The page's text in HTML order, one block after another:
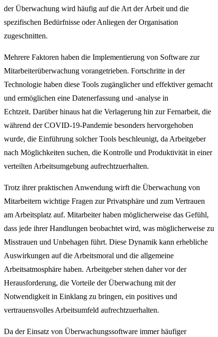
der Überwachung wird häufig auf die Art der Arbeit und die
spezifischen Bedürfnisse oder Anliegen der Organisation
zugeschnitten.
Mehrere Faktoren haben die Implementierung von Software zur
Mitarbeiterüberwachung vorangetrieben. Fortschritte in der
Technologie haben diese Tools zugänglicher und effektiver gemacht
und ermöglichen eine Datenerfassung und -analyse in
Echtzeit. Darüber hinaus hat die Verlagerung hin zur Fernarbeit, die
während der COVID-19-Pandemie besonders hervorgehoben
wurde, die Einführung solcher Tools beschleunigt, da Arbeitgeber
nach Möglichkeiten suchen, die Kontrolle und Produktivität in einer
verteilten Arbeitsumgebung aufrechtzuerhalten.
Trotz ihrer praktischen Anwendung wirft die Überwachung von
Mitarbeitern wichtige Fragen zur Privatsphäre und zum Vertrauen
am Arbeitsplatz auf. Mitarbeiter haben möglicherweise das Gefühl,
dass jede ihrer Handlungen beobachtet wird, was möglicherweise zu
Misstrauen und Unbehagen führt. Diese Dynamik kann erhebliche
Auswirkungen auf die Arbeitsmoral und die allgemeine
Arbeitsatmosphäre haben. Arbeitgeber stehen daher vor der
Herausforderung, die Vorteile der Überwachung mit der
Notwendigkeit in Einklang zu bringen, ein positives und
vertrauensvolles Arbeitsumfeld aufrechtzuerhalten.
Da der Einsatz von Überwachungssoftware immer häufiger